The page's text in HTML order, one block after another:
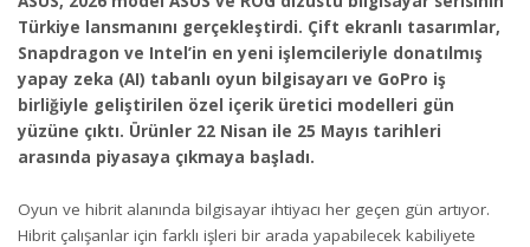
Türkiye lansmanını gerçekleştirdi. Çift ekranlı tasarımlar,
Snapdragon ve Intel’in en yeni işlemcileriyle donatılmış
yapay zeka (AI) tabanlı oyun bilgisayarı ve GoPro iş
birliğiyle geliştirilen özel içerik üretici modelleri gün
yüzüne çıktı. Ürünler 22 Nisan ile 25 Mayıs tarihleri
arasında piyasaya çıkmaya başladı.
Oyun ve hibrit alanında bilgisayar ihtiyacı her geçen gün artıyor.
Hibrit çalışanlar için farklı işleri bir arada yapabilecek kabiliyete